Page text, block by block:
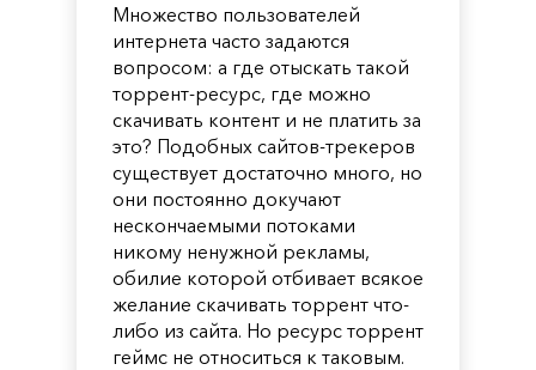
Множество пользователей
интернета часто задаются
вопросом: а где отыскать такой
торрент-ресурс, где можно
скачивать контент и не платить за
это? Подобных сайтов-трекеров
существует достаточно много, но
они постоянно докучают
нескончаемыми потоками
никому ненужной рекламы,
обилие которой отбивает всякое
желание скачивать торрент что-
либо из сайта. Но ресурс торрент
геймс не относиться к таковым.